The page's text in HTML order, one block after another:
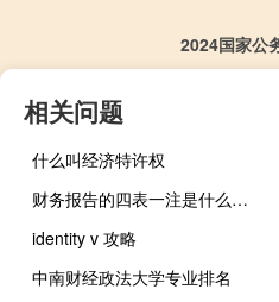
2024国家公
相关问题
什么叫经济特许权
财务报告的四表一注是什么（报表中四表一注是什么）
identity v 攻略
中南财经政法大学专业排名